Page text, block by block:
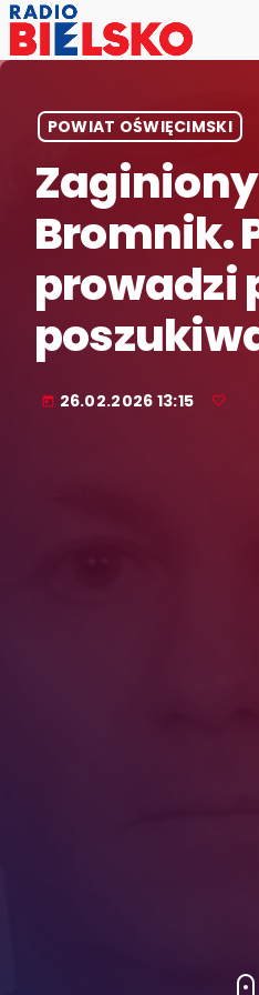
POWIAT OŚWIĘCIMSKI
Bromnik.
prowadzi
today 26.02.2026 13:15